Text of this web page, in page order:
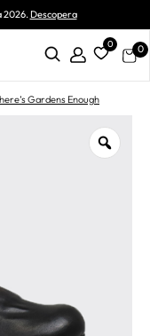
2026.Descopera
0 0
Gardens Enough